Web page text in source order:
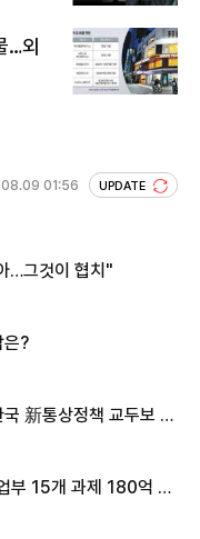
…외
08.09 01:56 UPDATE
…그것이 협치"
은?
新통상정책 교두보 활
부 15개 과제 180억 지